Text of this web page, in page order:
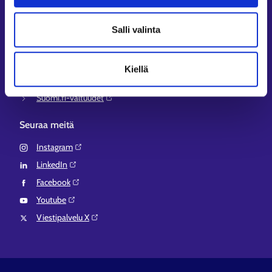
Salli valinta
Kiellä
Työ- ja elinkeinoministeriö⁠
Aluehallinnon asiointipalvelu⁠
Osaamispolku⁠
Suomi.fi-valtuudet⁠
Seuraa meitä
Instagram⁠
LinkedIn⁠
Facebook⁠
Youtube⁠
Viestipalvelu X⁠